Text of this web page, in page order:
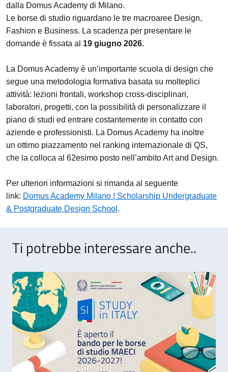
dalla Domus Academy di Milano.
Le borse di studio riguardano le tre macroaree Design,
Fashion e Business. La scadenza per presentare le
domande è fissata al 19 giugno 2026.
La Domus Academy è un’importante scuola di design che
segue una metodologia formativa basata su molteplici
attività: lezioni frontali, workshop cross-disciplinari,
laboratori, progetti, con la possibilità di personalizzare il
piano di studi ed entrare costantemente in contatto con
aziende e professionisti. La Domus Academy ha inoltre
un ottimo piazzamento nel ranking internazionale di QS,
che la colloca al 62esimo posto nell’ambito Art and Design.
Per ulteriori informazioni si rimanda al seguente
link: Domus Academy Milano | Scholarship Undergraduate
& Postgraduate Design School .
Ti potrebbe interessare anche..